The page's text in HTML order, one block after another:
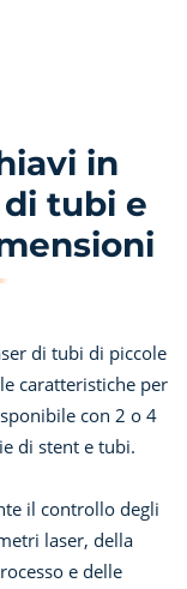
in
tubi e
di tubi di piccole
caratteristiche per
con 2 o 4
di stent e tubi.
il controllo degli
laser, della
e delle